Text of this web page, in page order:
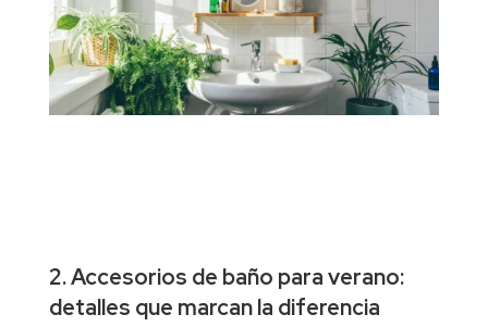
2. Accesorios de baño para verano:
detalles que marcan la diferencia